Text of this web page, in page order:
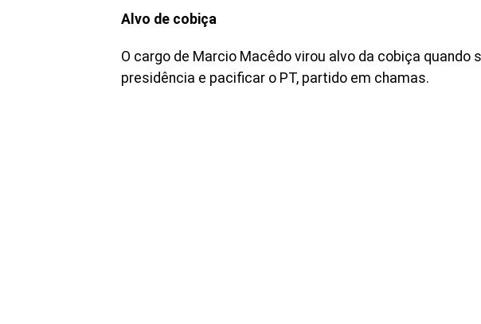
Alvo de cobiça
O cargo de Marcio Macêdo virou alvo da cobiça
presidência e pacificar o PT, partido em chamas.